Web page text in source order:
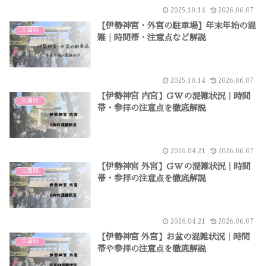
2025.10.14 2026.06.07
三重県
【伊勢神宮・外宮の駐車場】年末年始の混
雑｜時間帯・注意点など解説
2025.10.14 2026.06.07
三重県
【伊勢神宮 内宮】GWの混雑状況｜時間
帯・参拝の注意点を徹底解説
2026.04.21 2026.06.07
三重県
【伊勢神宮 外宮】GWの混雑状況｜時間
帯・参拝の注意点を徹底解説
2026.04.21 2026.06.07
三重県
【伊勢神宮 外宮】お盆の混雑状況｜時間
帯や参拝の注意点を徹底解説